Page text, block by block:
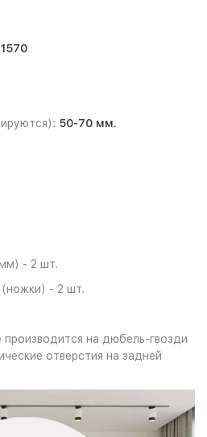
1570
50-70 мм.
- 2 шт.
(ножки) - 2 шт.
на дюбель-гвозди
отверстия на задней